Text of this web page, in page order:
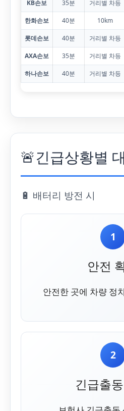
KB손보 35분 거리별 차등
한화손보 40분 10km
롯데손보 40분 거리별 차등
AXA손보 35분 거리별 차등
하나손보 40분 거리별 차등
🚨긴급상황별
🔋 배터리 방전 시
1
안전
안전한 곳에 차량 정
2
긴급출